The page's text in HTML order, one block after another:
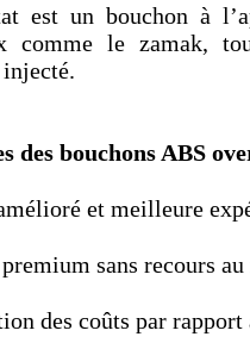
est un bouchon à
comme le zamak,
des bouchons ABS
et meilleure
sans recours au
des coûts par rapport